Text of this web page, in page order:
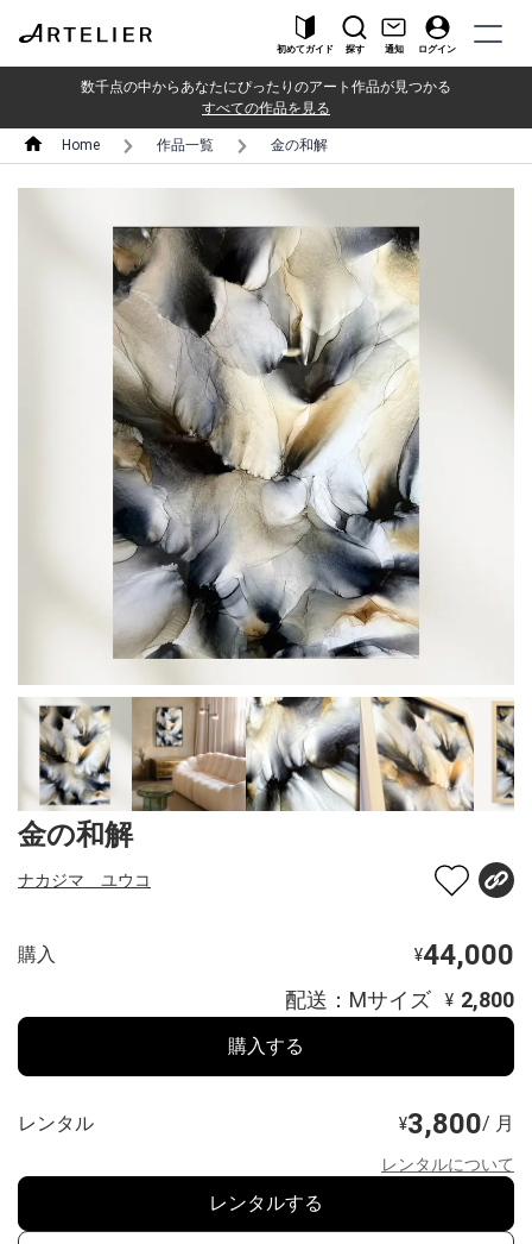
初めてガイド 探す 通知 ログイン
数千点の中からあなたにぴったりのアート作品が見つかる
すべての作品を見る
Home 作品一覧 金の和解
金の和解
ナカジマ ユウコ
購入 ¥44,000
配送：Mサイズ ¥ 2,800
購入する
レンタル ¥3,800/ 月
レンタルについて
レンタルする